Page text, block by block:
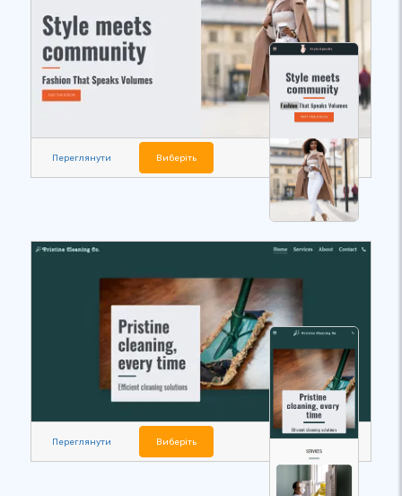
Переглянути Виберіть
Переглянути Виберіть